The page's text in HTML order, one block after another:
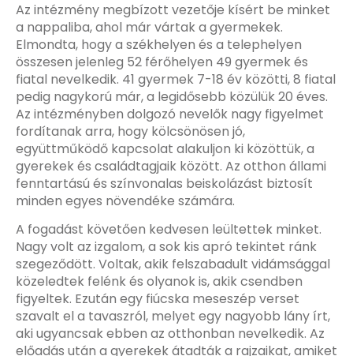
Az intézmény megbízott vezetője kísért be minket
a nappaliba, ahol már vártak a gyermekek.
Elmondta, hogy a székhelyen és a telephelyen
összesen jelenleg 52 férőhelyen 49 gyermek és
fiatal nevelkedik. 41 gyermek 7-18 év közötti, 8 fiatal
pedig nagykorú már, a legidősebb közülük 20 éves.
Az intézményben dolgozó nevelők nagy figyelmet
fordítanak arra, hogy kölcsönösen jó,
együttműködő kapcsolat alakuljon ki közöttük, a
gyerekek és családtagjaik között. Az otthon állami
fenntartású és színvonalas beiskolázást biztosít
minden egyes növendéke számára.
A fogadást követően kedvesen leültettek minket.
Nagy volt az izgalom, a sok kis apró tekintet ránk
szegeződött. Voltak, akik felszabadult vidámsággal
közeledtek felénk és olyanok is, akik csendben
figyeltek. Ezután egy fiúcska meseszép verset
szavalt el a tavaszról, melyet egy nagyobb lány írt,
aki ugyancsak ebben az otthonban nevelkedik. Az
előadás után a gyerekek átadták a rajzaikat, amiket